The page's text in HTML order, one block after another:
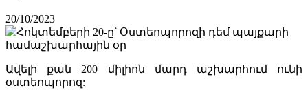
20/10/2023
Ավելի քան 200 միլիոն մարդ աշխարհում ունի
օստեոպորոզ: